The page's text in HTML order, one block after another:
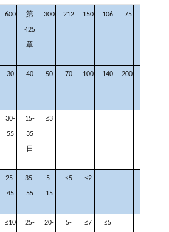
600 第
425
章
300 212 150 106 75
30 40 50 70 100 140 200
30-
55
15-
35
日
≤3
25-
45
35-
55
5-
15
≤5 ≤2
≤10 25- 20- 5- ≤7 ≤5